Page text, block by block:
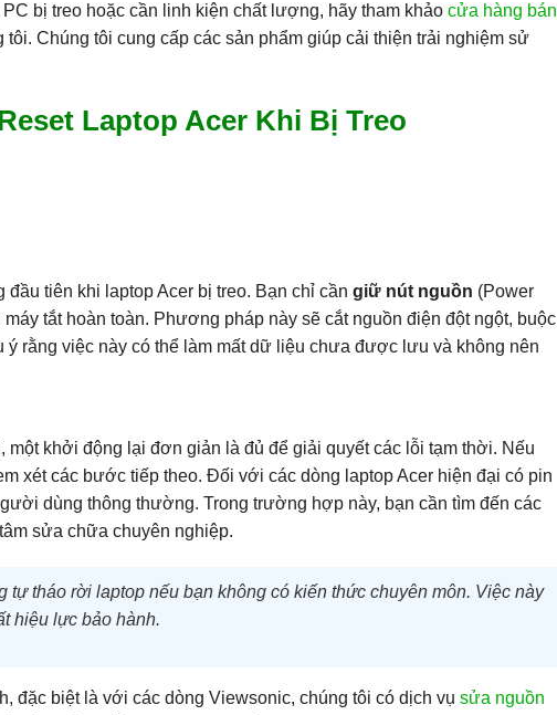
bị treo hoặc cần linh kiện chất lượng, hãy tham khảo cửa hàng bán
tôi. Chúng tôi cung cấp các sản phẩm giúp cải thiện trải nghiệm sử
Laptop Acer Khi Bị Treo
tiên khi laptop Acer bị treo. Bạn chỉ cần giữ nút nguồn (Power
tắt hoàn toàn. Phương pháp này sẽ cắt nguồn điện đột ngột, buộc
rằng việc này có thể làm mất dữ liệu chưa được lưu và không nên
khởi động lại đơn giản là đủ để giải quyết các lỗi tạm thời. Nếu
xét các bước tiếp theo. Đối với các dòng laptop Acer hiện đại có pin
dùng thông thường. Trong trường hợp này, bạn cần tìm đến các
sửa chữa chuyên nghiệp.
tự tháo rời laptop nếu bạn không có kiến thức chuyên môn. Việc này
hiệu lực bảo hành.
đặc biệt là với các dòng Viewsonic, chúng tôi có dịch vụ sửa nguồn